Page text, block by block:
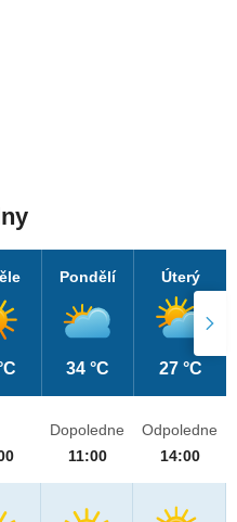
Pondělí
34 °C
Úterý
27 °C
Dopoledne
11:00
Odpoledne
14:00